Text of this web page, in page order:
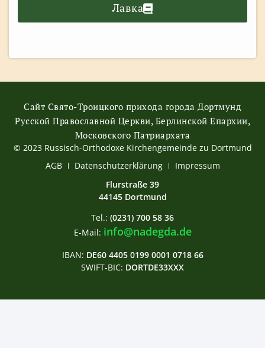
Лавка
Сайт Свято-Троицкого прихода города Дортмунд
Русской Православной Церкви, Берлинской Епархии,
Московского Патриархата
© 2023 Russisch-Orthodoxe Kirchengemeinde zu Dortmund
АGB
Datenschutzerklärung
Impressum
Flurstraße 39
44145 Dortmund
Tel.: (0231) 700 58 36
E-Mail: info@nadegda.de
IBAN: DE60 4405 0199 0001 0718 66
SWIFT-BIC: DORTDE33XXX